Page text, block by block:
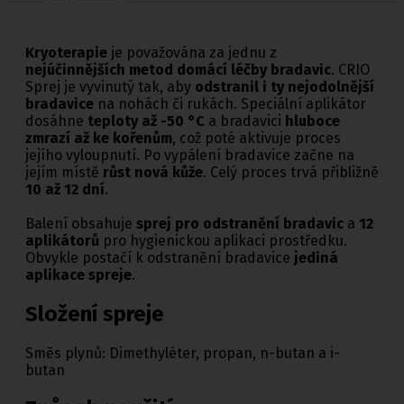
Kryoterapie je považována za jednu z
nejúčinnějších metod domácí léčby bradavic. CRIO
Sprej je vyvinutý tak, aby odstranil i ty nejodolnější
bradavice na nohách či rukách. Speciální aplikátor
dosáhne teploty až -50 °C a bradavici hluboce
zmrazí až ke kořenům, což poté aktivuje proces
jejího vyloupnutí. Po vypálení bradavice začne na
jejím místě růst nová kůže. Celý proces trvá přibližně
10 až 12 dní.
Balení obsahuje sprej pro odstranění bradavic a 12
aplikátorů pro hygienickou aplikaci prostředku.
Obvykle postačí k odstranění bradavice jediná
aplikace spreje.
Složení spreje
Směs plynů: Dimethyléter, propan, n-butan a i-
butan